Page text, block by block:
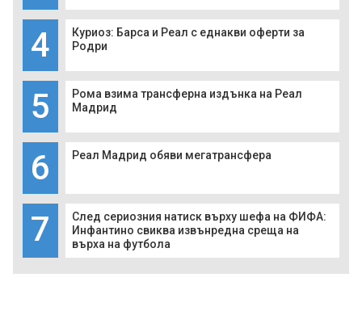
4
Куриоз: Барса и Реал с еднакви оферти за
Родри
5
Рома взима трансферна издънка на Реал
Мадрид
6 Реал Мадрид обяви мегатрансфера
7
След сериозния натиск върху шефа на ФИФА:
Инфантино свиква извънредна среща на
върха на футбола